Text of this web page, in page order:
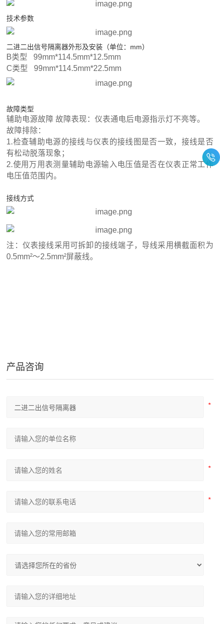
技术参数
二进二出信号隔离器外形及安装（单位：mm）
B类型 99mm*114.5mm*12.5mm
C类型 99mm*114.5mm*22.5mm
故障类型
辅助电源故障 故障表现：仪表通电后电源指示灯不亮等。
故障排除：
1.检查辅助电源的接线与仪表的接线图是否一致，接线是否
有松动脱落现象；
2.使用万用表测量辅助电源输入电压值是否在仪表正常工作
电压值范围内。
接线方式
注：仪表接线采用可拆卸的接线端子，导线采用横截面积为
0.5mm²～2.5mm²屏蔽线。
产品咨询